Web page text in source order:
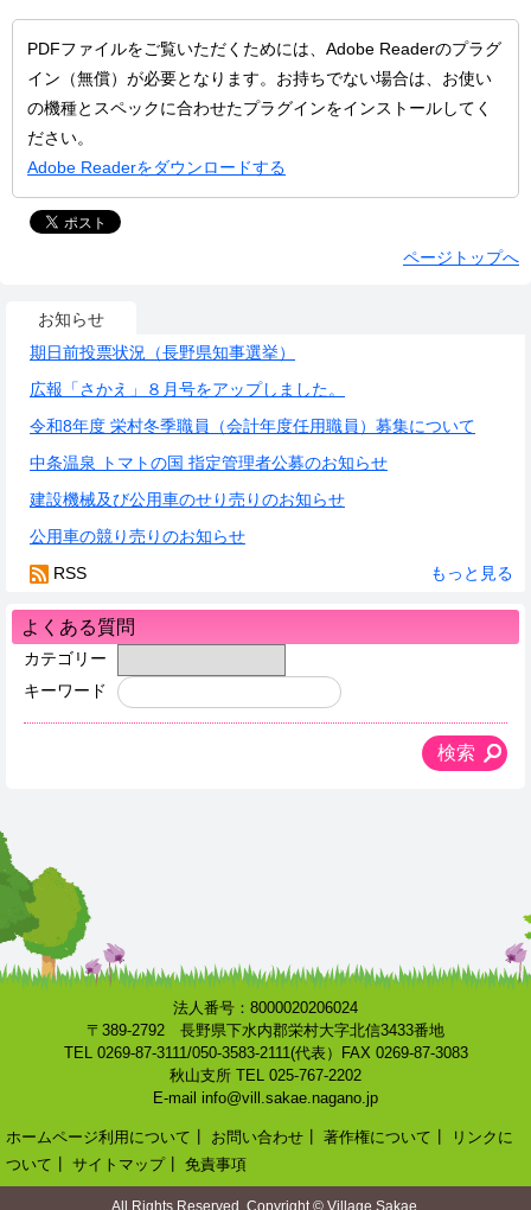
PDFファイルをご覧いただくためには、Adobe Readerのプラグ
イン（無償）が必要となります。お持ちでない場合は、お使い
の機種とスペックに合わせたプラグインをインストールしてく
ださい。
Adobe Readerをダウンロードする
ページトップへ
お知らせ
期日前投票状況（長野県知事選挙）
広報「さかえ」８月号をアップしました。
令和8年度 栄村冬季職員（会計年度任用職員）募集について
中条温泉 トマトの国 指定管理者公募のお知らせ
建設機械及び公用車のせり売りのお知らせ
公用車の競り売りのお知らせ
もっと見る
RSS
よくある質問
カテゴリー
キーワード
法人番号：8000020206024
〒389-2792 長野県下水内郡栄村大字北信3433番地
TEL 0269-87-3111/050-3583-2111(代表）FAX 0269-87-3083
秋山支所 TEL 025-767-2202
E-mail info@vill.sakae.nagano.jp
ホームページ利用について お問い合わせ 著作権について
リンクに
ついて
サイトマップ┃ 免責事項
All Rights Reserved, Copyright © Village Sakae.